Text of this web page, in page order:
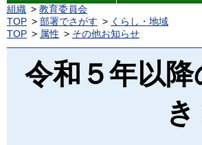
組織
教育委員会
TOP
部署でさがす
くらし・地域
TOP
属性 その他お知らせ
令和５年以